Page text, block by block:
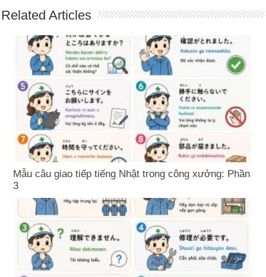
Related Articles
Mẫu câu giao tiếp tiếng Nhật trong công xưởng: Phần
3